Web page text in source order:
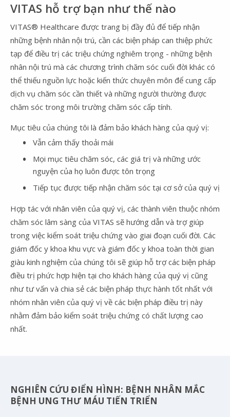
VITAS hỗ trợ bạn như thế nào
VITAS® Healthcare được trang bị đầy đủ để tiếp nhận
những bệnh nhân nội trú, cần các biện pháp can thiệp phức
tạp để điều trị các triệu chứng nghiêm trọng - những bệnh
nhân nội trú mà các chương trình chăm sóc cuối đời khác có
thể thiếu nguồn lực hoặc kiến thức chuyên môn để cung cấp
dịch vụ chăm sóc cần thiết và những người thường được
chăm sóc trong môi trường chăm sóc cấp tính.
Mục tiêu của chúng tôi là đảm bảo khách hàng của quý vị:
Vẫn cảm thấy thoải mái
Mọi mục tiêu chăm sóc, các giá trị và những ước
nguyện của họ luôn được tôn trọng
Tiếp tục được tiếp nhận chăm sóc tại cơ sở của quý vị
Hợp tác với nhân viên của quý vị, các thành viên thuộc nhóm
chăm sóc lâm sàng của VITAS sẽ hướng dẫn và trợ giúp
trong việc kiểm soát triệu chứng vào giai đoạn cuối đời. Các
giám đốc y khoa khu vực và giám đốc y khoa toàn thời gian
giàu kinh nghiệm của chúng tôi sẽ giúp hỗ trợ các biện pháp
điều trị phức hợp hiện tại cho khách hàng của quý vị cũng
như tư vấn và chia sẻ các biện pháp thực hành tốt nhất với
nhóm nhân viên của quý vị về các biện pháp điều trị này
nhằm đảm bảo kiểm soát triệu chứng có chất lượng cao
nhất.
NGHIÊN CỨU ĐIỂN HÌNH: BỆNH NHÂN MẮC
BỆNH UNG THƯ MÁU TIẾN TRIỂN